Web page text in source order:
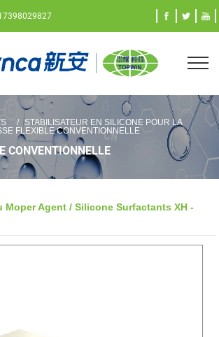
STABILISATEUR EN SILICONE POUR LA
FLEXIBLE CONVENTIONNELLE
CONVENTIONNELLE
Moper Agent / Silicone Surfactants XH -